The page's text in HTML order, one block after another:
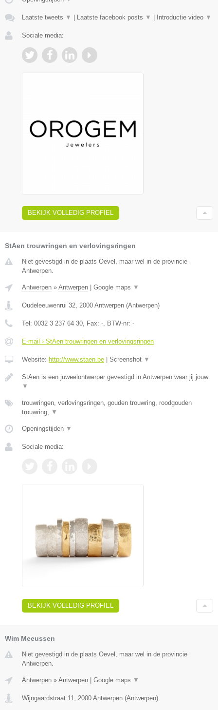
Laatste tweets ▼ Laatste facebook posts ▼ Introductie video ▼
Sociale media:
BEKIJK VOLLEDIG PROFIEL
StAen trouwringen en verlovingsringen
Niet gevestigd in de plaats Oevel, maar wel in de provincie
Antwerpen.
Antwerpen » Antwerpen Google maps ▼
Oudeleeuwenrui 32, 2000 Antwerpen (Antwerpen)
Tel: 0032 3 237 64 30, Fax: -, BTW-nr: -
E-mail › StAen trouwringen en verlovingsringen
Website: http://www.staen.be Screenshot ▼
StAen is een juweelontwerper gevestigd in Antwerpen waar jij jouw
▼
trouwringen, verlovingsringen, gouden trouwring, roodgouden
trouwring, ▼
Openingstijden ▼
Sociale media:
BEKIJK VOLLEDIG PROFIEL
Wim Meeussen
Niet gevestigd in de plaats Oevel, maar wel in de provincie
Antwerpen.
Antwerpen » Antwerpen | Google maps ▼
Wijngaardstraat 11 2000 Antwerpen (Antwerpen)